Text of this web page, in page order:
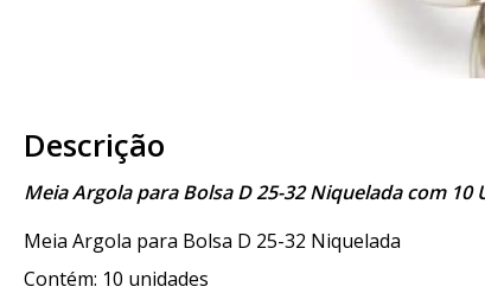
Descrição
Meia Argola para Bolsa D 25-32 Niquelada com 10
Meia Argola para Bolsa D 25-32 Niquelada
Contém: 10 unidades